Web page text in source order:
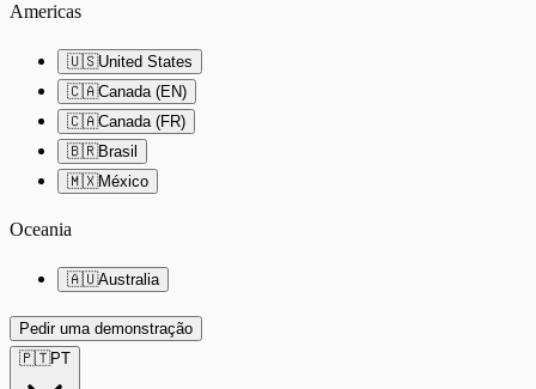
Americas
🇺🇸United States
🇨🇦Canada (EN)
🇨🇦Canada (FR)
🇧🇷Brasil
🇲🇽México
Oceania
🇦🇺Australia
Pedir uma demonstração
🇵🇹PT